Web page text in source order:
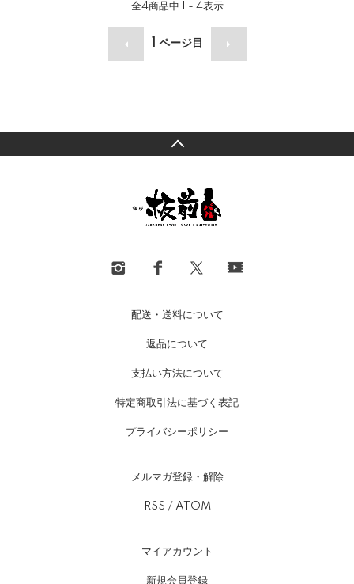
全4商品中 1 - 4表示
ページ目
配送・送料について
返品について
支払い方法について
特定商取引法に基づく表記
プライバシーポリシー
メルマガ登録・解除
RSS / ATOM
マイアカウント
新規会員登録